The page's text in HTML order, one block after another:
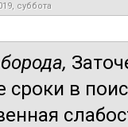
суббота
сроки в